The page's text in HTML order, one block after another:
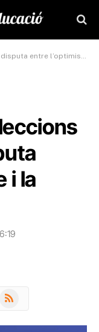
l’optimisme i la desafecció
i la
RSS